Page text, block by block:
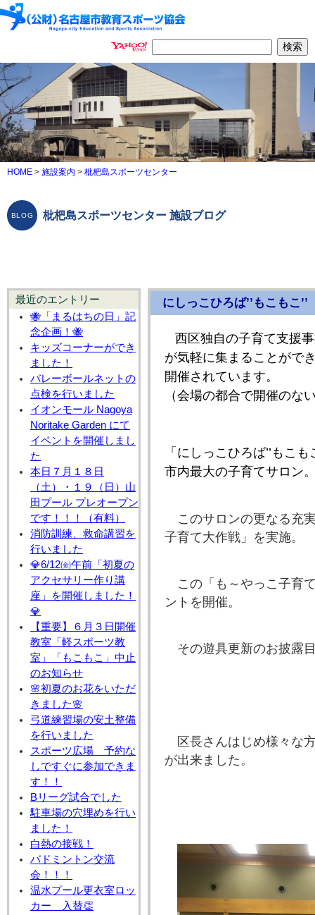
HOME > 施設案内 > 枇杷島スポーツセンター
枇杷島スポーツセンター 施設ブログ
最近のエントリー
🐝「まるはちの日」記
念企画！🐝
キッズコーナーができ
ました！
バレーボールネットの
点検を行いました
イオンモール Nagoya
Noritake Garden にて
イベントを開催しまし
た
本日７月１８日
（土）・１９（日）山
田プール プレオープン
です！！！（有料）
消防訓練、救命講習を
行いました
💎6/12㈮午前「初夏の
アクセサリー作り講
座」を開催しました！
💎
【重要】６月３日開催
教室「軽スポーツ教
室」「もこもこ」中止
のお知らせ
🌸初夏のお花をいただ
きました🌸
弓道練習場の安土整備
を行いました
スポーツ広場 予約な
しですぐに参加できま
す！！
Bリーグ試合でした
駐車場の穴埋めを行い
ました！
白熱の接戦！
バドミントン交流
会！！！
温水プール更衣室ロッ
カー 入替👏
にしっこひろば’’もこもこ
西区独自の子育て支援事
が気軽に集まることがで
開催されています。
（会場の都合で開催のな
「にしっこひろば’’もこ
市内最大の子育てサロン
このサロンの更なる充
子育て大作戦」を実施。
この「も～やっこ子育
ントを開催。
その遊具更新のお披露
区長さんはじめ様々な
が出来ました。